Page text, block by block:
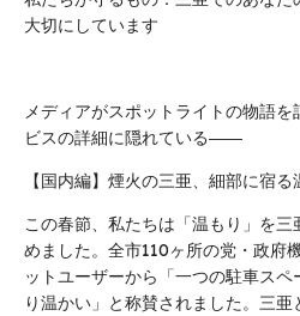
大切にしています
メディアがスポットライトの物語
ビスの詳細に隠れている――
【国内編】煙火の三亜、細部に宿る
この春節、私たちは「温もり」を
めました。全市110ヶ所の党・政府
ットユーザーから「一つの駐車ス
り温かい」と称賛されました。三